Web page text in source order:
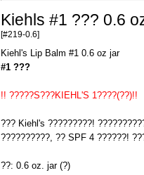
Kiehls #1 ??? 0.6
[#219-0.6]
Kiehl's Lip Balm #1 0.6 oz jar
#1 ???
!! ?????S???KIEHL'S 1????(??)!!
??? Kiehl's ?????????!
??????????, ?? SPF 4 ??????!
??: 0.6 oz. jar (?)